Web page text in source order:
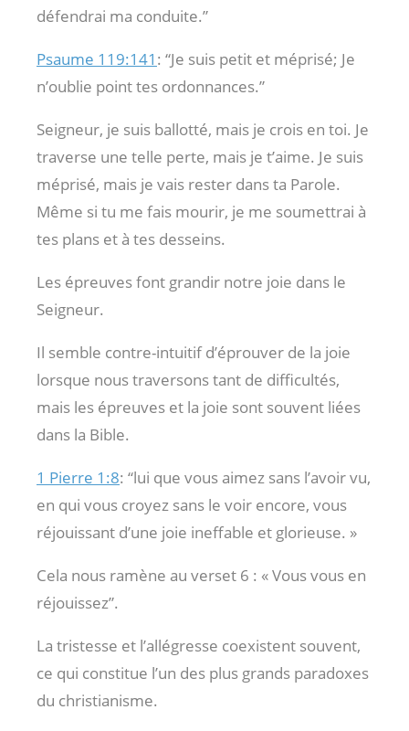
défendrai ma conduite.”
Psaume 119:141 : “Je suis petit et méprisé; Je
n’oublie point tes ordonnances.”
Seigneur, je suis ballotté, mais je crois en toi. Je
traverse une telle perte, mais je t’aime. Je suis
méprisé, mais je vais rester dans ta Parole.
Même si tu me fais mourir, je me soumettrai à
tes plans et à tes desseins.
Les épreuves font grandir notre joie dans le
Seigneur.
Il semble contre-intuitif d’éprouver de la joie
lorsque nous traversons tant de difficultés,
mais les épreuves et la joie sont souvent liées
dans la Bible.
1 Pierre 1:8: “lui que vous aimez sans l’avoir vu,
en qui vous croyez sans le voir encore, vous
réjouissant d’une joie ineffable et glorieuse. »
Cela nous ramène au verset 6 : « Vous vous en
réjouissez”.
La tristesse et l’allégresse coexistent souvent,
ce qui constitue l’un des plus grands paradoxes
du christianisme.